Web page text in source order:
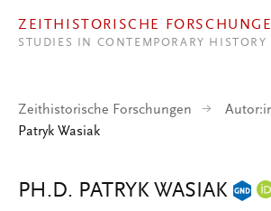
ZEITHISTORISCHE
STUDIES IN CONTEMPORARY HISTORY
Zeithistorische Forschungen
Patryk Wasiak
PH.D. PATRYK WASIAK